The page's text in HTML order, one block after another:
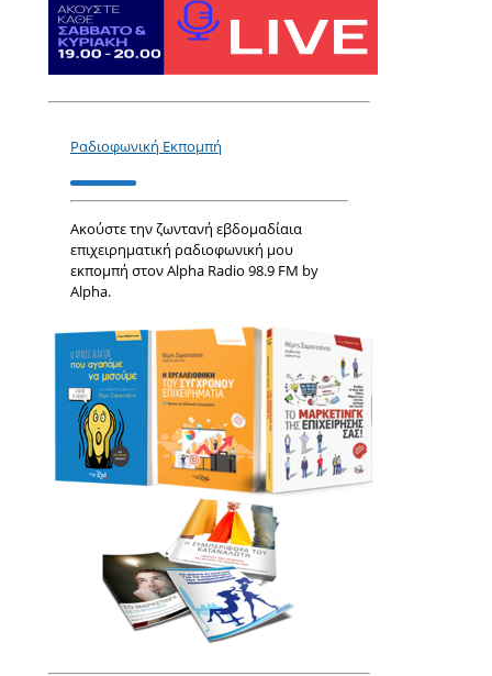
Ραδιοφωνική Εκπομπή
Ακούστε την ζωντανή εβδομαδίαια
επιχειρηματική ραδιοφωνική μου
εκπομπή στον Alpha Radio 98.9 FM by
Alpha.